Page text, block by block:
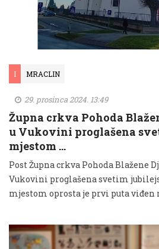
I MRACLIN
29. prosinca 2024. 13:49
Župna crkva Pohoda
u Vukovini proglašena
mjestom …
Post Župna crkva Pohoda Blažene
Vukovini proglašena svetim
mjestom oprosta je prvi puta viđen